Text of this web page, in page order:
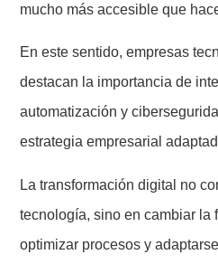
mucho más accesible que
En este sentido, empresas
destacan la importancia de
automatización y
estrategia empresarial
La transformación digital no
tecnología, sino en cambiar la
optimizar procesos y